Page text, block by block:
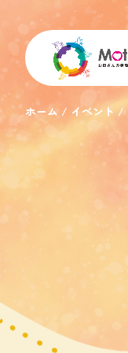
ホーム イベント